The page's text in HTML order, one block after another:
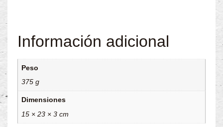
Información adicional
Peso
375 g
Dimensiones
15 × 23 × 3 cm